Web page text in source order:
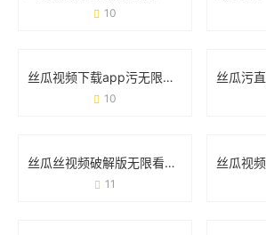
10
丝瓜视频下载app污无限：为什么总有人想用？这些风险你真的知道吗？
10
丝瓜丝视频破解版无限看下载免费污视频：你不得不防的五大真相
11